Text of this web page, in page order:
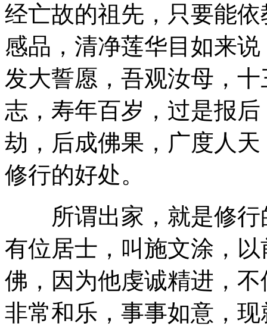
经亡故的祖先，只要能
感品，清净莲华目如来
发大誓愿，吾观汝母，
志，寿年百岁，过是报
劫，后成佛果，广度人
修行的好处。
所谓出家，就是修行
有位居士，叫施文涂，
佛，因为他虔诚精进，
非常和乐，事事如意，